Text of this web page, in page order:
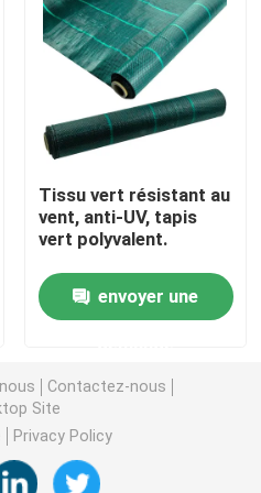
Spunlace
alimentaires
Tissu vert résistant au
vent, anti-UV, tapis
vert polyvalent.
envoyer une
Contactez-nous
Site
Privacy Policy